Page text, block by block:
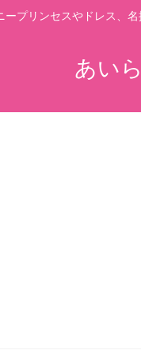
ープリンセスやドレス、
あい